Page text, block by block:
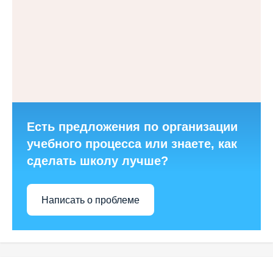
Есть предложения по организации
учебного процесса или знаете, как
сделать школу лучше?
Написать о проблеме